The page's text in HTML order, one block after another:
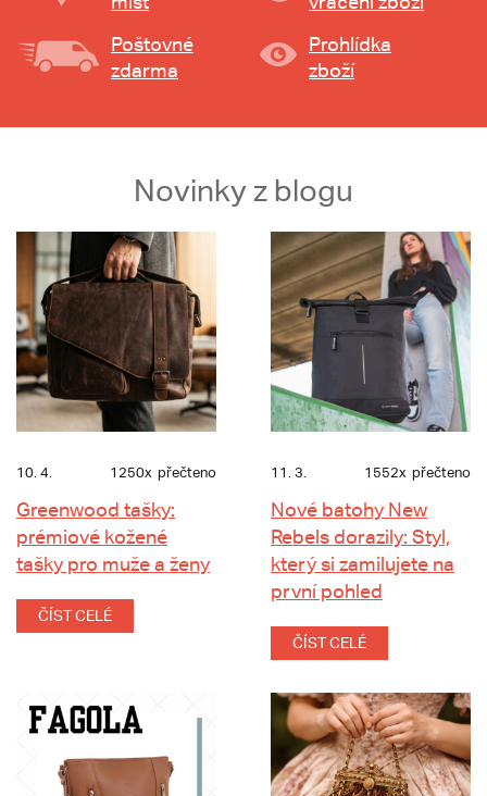
Poštovné
zdarma
Prohlídka
zboží
Novinky z blogu
10. 4. 1250x přečteno
Greenwood tašky:
prémiové kožené
tašky pro muže a ženy
ČÍST CELÉ
11. 3. 1552x přečteno
Nové batohy New
Rebels dorazily: Styl,
který si zamilujete na
první pohled
ČÍST CELÉ